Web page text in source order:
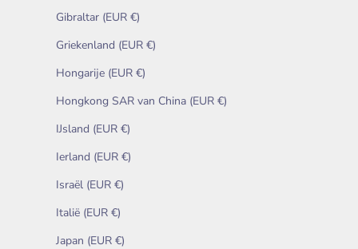
Gibraltar (EUR €)
Griekenland (EUR €)
Hongarije (EUR €)
Hongkong SAR van China (EUR €)
IJsland (EUR €)
Ierland (EUR €)
Israël (EUR €)
Italië (EUR €)
Japan (EUR €)